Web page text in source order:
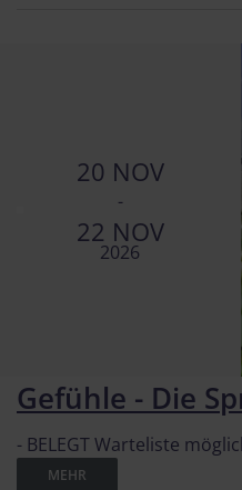
20 NOV
-
22 NOV
2026
Gefühle - Die
- BELEGT Warteliste
MEHR